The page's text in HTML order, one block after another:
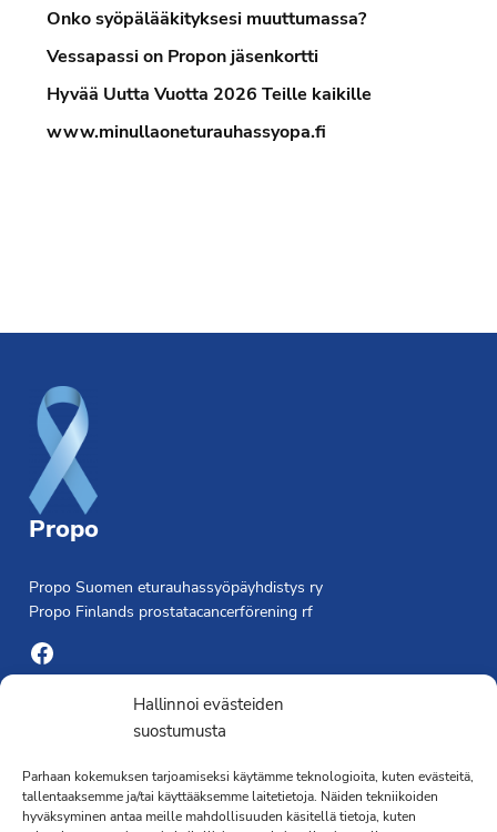
Hallinnoi evästeiden
suostumusta
Parhaan kokemuksen tarjoamiseksi käytämme teknologioita, kuten evästeitä,
tallentaaksemme ja/tai käyttääksemme laitetietoja. Näiden tekniikoiden
hyväksyminen antaa meille mahdollisuuden käsitellä tietoja, kuten
Onko syöpälääkityksesi muuttumassa?
Vessapassi on Propon jäsenkortti
Hyvää Uutta Vuotta 2026 Teille kaikille
www.minullaoneturauhassyopa.fi
Propo
Propo Suomen eturauhassyöpäyhdistys ry
Propo Finlands prostatacancerförening rf
Facebook
Yhdistyksen toimisto
Laivapojankatu 3 C, 00180 Helsinki
toimisto@propo.fi
Saavutettavuusseloste »